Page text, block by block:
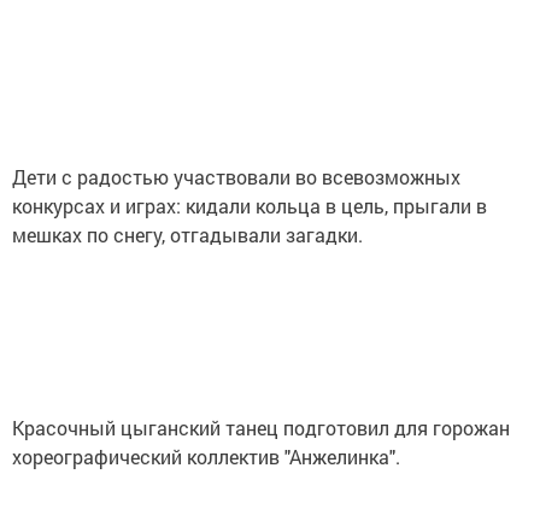
Дети с радостью участвовали во всевозможных
конкурсах и играх: кидали кольца в цель, прыгали в
мешках по снегу, отгадывали загадки.
Красочный цыганский танец подготовил для горожан
хореографический коллектив "Анжелинка".